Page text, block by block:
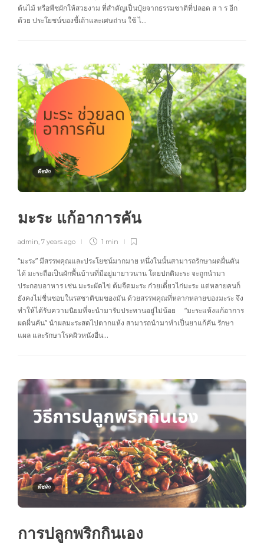
ต้นไม้ หรือพืชผักให้สวยงาม ที่สำคัญเป็นปุ๋ยจากธรรมชาติที่ปลอด ส า ร อีก
ด้วย ประโยชน์ของขี้เถ้าและเศษถ่าน ใช้ ไ…
พืชผัก
มะระ แก้อาการคัน
admin, 7 years ago 1 min
“มะระ” มีสรรพคุณและประโยชน์มากมาย หนึ่งในนั้นสามารถรักษาผดผื่นคัน
ได้ มะระถือเป็นผักพื้นบ้านที่มีอยู่มายาวนาน โดยปกติมะระ จะถูกนำมา
ประกอบอาหาร เช่น มะระผัดไข่ ต้มจืดมะระ ก๋วยเตี๋ยวไก่มะระ แต่หลายคนก็
ยังคงไม่ชื่นชอบในรสชาติขมของมัน ด้วยสรรพคุณที่หลากหลายของมะระ จึง
ทำให้ได้รับความนิยมที่จะนำมารับประทานอยู่ไม่น้อย “มะระแห้งแก้อาการ
ผดผื่นคัน” นำผลมะระสดไปตากแห้ง สามารถนำมาทำเป็นยาแก้คัน รักษา
แผล และรักษาโรคผิวหนังอื่น…
พืชผัก
การปลูกพริกกินเอง